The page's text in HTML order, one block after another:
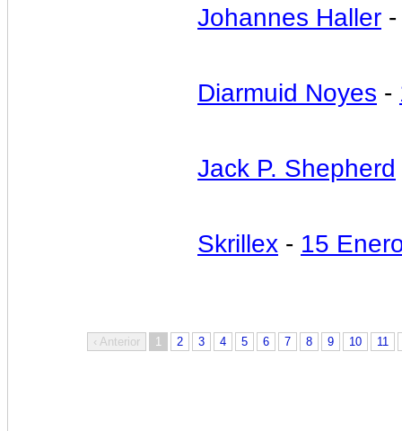
Johannes Haller
Diarmuid Noyes -
Jack P. Shepherd
Skrillex - 15
‹ Anterior 1 2 3 4 5 6 7 8 9 10 11